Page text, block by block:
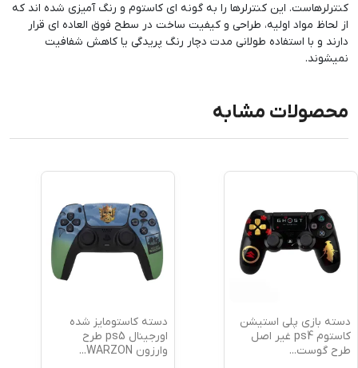
کنترلرهاست. این کنترلرها را به گونه ای کاستوم و رنگ آمیزی شده اند که
از لحاظ مواد اولیه، طراحی و کیفیت ساخت در سطح فوق العاده ای قرار
دارند و با استفاده طولانی مدت دچار رنگ پریدگی یا کاهش شفافیت
نمیشوند.
محصولات مشابه
دسته بازی پلی استیشن
کاستوم ps4 غیر اصل
طرح گوست...
دسته کاستومایز شده
اورجینال ps5 طرح
وارزون WARZON
...